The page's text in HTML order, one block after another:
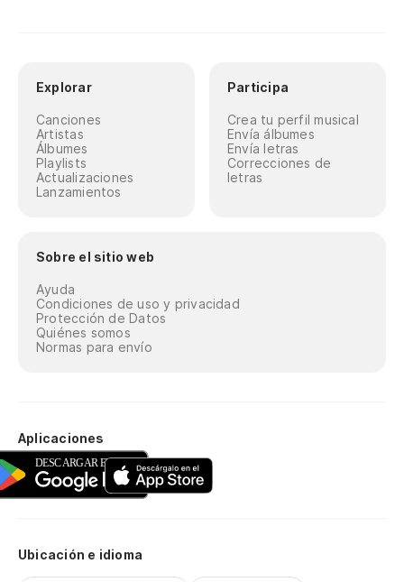
Explorar
Canciones
Artistas
Álbumes
Playlists
Actualizaciones
Lanzamientos
Participa
Crea tu perfil musical
Envía álbumes
Envía letras
Correcciones de
letras
Sobre el sitio web
Ayuda
Condiciones de uso y privacidad
Protección de Datos
Quiénes somos
Normas para envío
Aplicaciones
Ubicación e idioma